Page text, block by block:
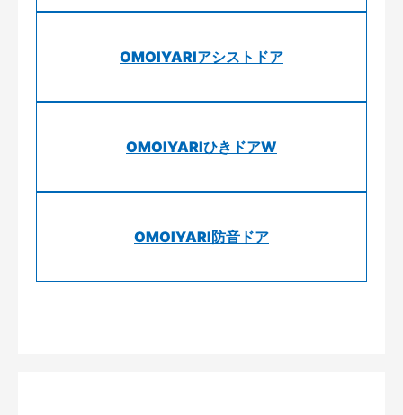
OMOIYARIアシストドア
OMOIYARIひきドアW
OMOIYARI防音ドア